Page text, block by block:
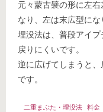
元々蒙古襞の形に左
なり、左は末広型にな
埋没法は、普段アイ
戻りにくいです。
逆に広げてしまうと
です。
二重まぶた・埋没法 料金